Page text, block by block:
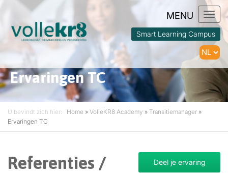
Smart Learning Campus
Ervaringen TC
U bevindt zich hier: Home » VolleKR8 Academy » Transitiemanager »
Ervaringen TC
Deel je ervaring
Referenties /